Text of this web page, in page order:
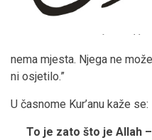
nema mjesta. Njega ne
ni osjetilo.”
U časnome Kur’anu kaže se:
To je zato što je Allah